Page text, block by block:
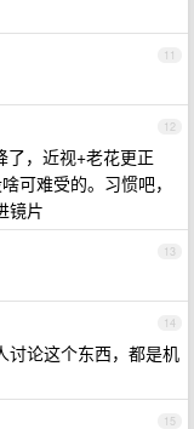
11
12
，近视+老花更正
可难受的。习惯吧，
镜片
13
14
讨论这个东西，都是机
15